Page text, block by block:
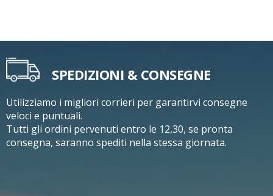
SPEDIZIONI & CONSEGNE
Utilizziamo i migliori corrieri per garantirvi consegne
veloci e puntuali.
Tutti gli ordini pervenuti entro le 12,30, se pronta
consegna, saranno spediti nella stessa giornata.